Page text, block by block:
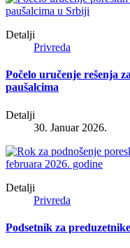
Detalji
Privreda
Počelo uručenje rešenja
paušalcima
Detalji
30. Januar 2026.
Detalji
Privreda
Podsetnik za